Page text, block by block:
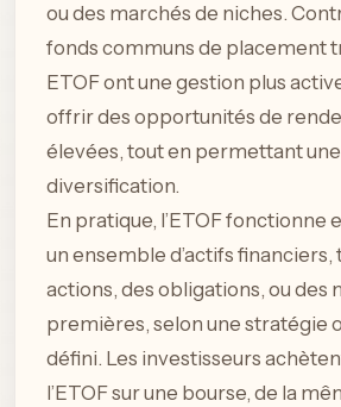
ou des marchés de niches.
fonds communs de placement
ETOF ont une gestion plus
offrir des opportunités de
élevées, tout en permettant
diversification.
En pratique, l’ETOF fonctionne
un ensemble d’actifs financiers,
actions, des obligations, ou des
premières, selon une stratégie
défini. Les investisseurs
l’ETOF sur une bourse, de la